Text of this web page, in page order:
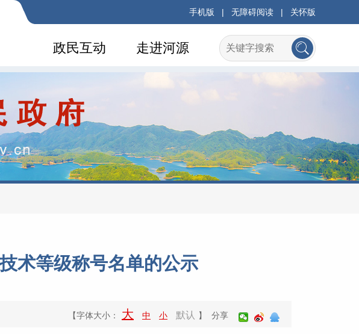
手机版 | 无障碍阅读 | 关怀版
走进河源
政民互动
术等级称号名单的公示
【字体大小： 大 中 小 默认 】 分享